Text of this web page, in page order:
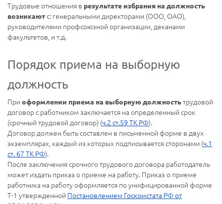
Трудовые отношения в результате избрания на должность
возникаютс: генеральными директорами (ООО, ОАО),
руководителями профсоюзной организации, деканами
факультетов, и т.д.
Порядок приема на выборную
должность
При оформлении приема на выборную должностьтрудовой
договор с работником заключается на определенный срок
(срочный трудовой договор) (ч.2 ст.59 ТК РФ).
Договор должен быть составлен в письменной форме в двух
экземплярах, каждый из которых подписывается сторонами (ч.1
ст. 67 ТК РФ).
После заключения срочного трудового договора работодатель
может издать приказ о приеме на работу. Приказ о приеме
работника на работу оформляется по унифицированной форме
Т-1 утвержденной Постановлением Госкомстата РФ от